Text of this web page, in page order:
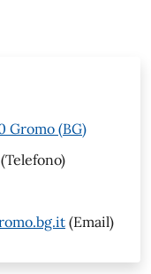
Gromo (BG)
(Telefono)
(Email)